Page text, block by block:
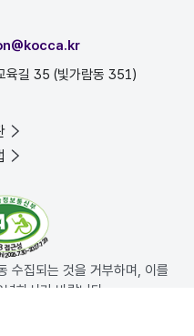
육길 35 (빛가람동 351)
수집되는 것을 거부하며, 이를
하시기 바랍니다.